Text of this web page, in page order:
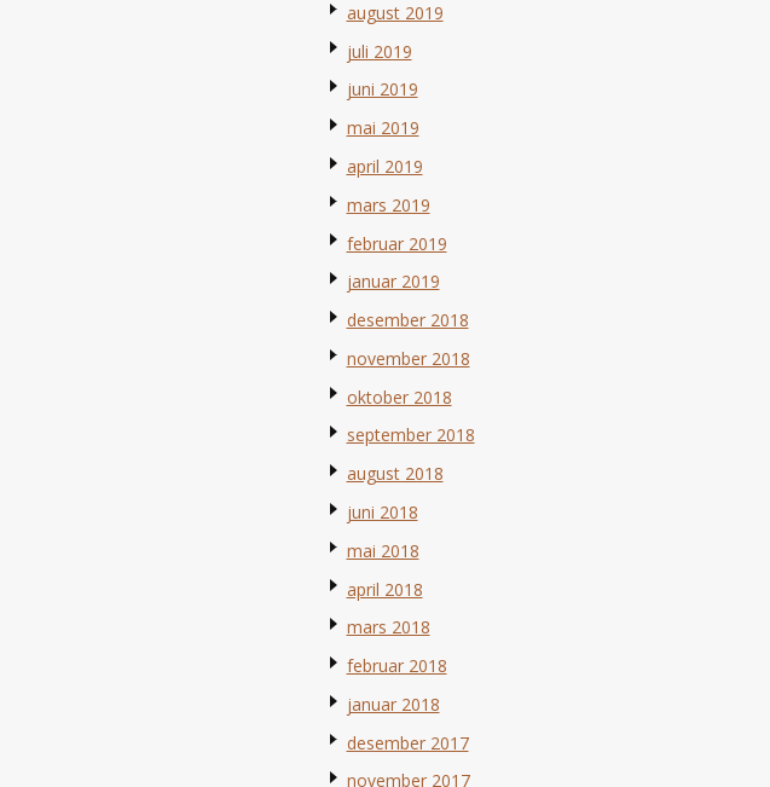
august 2019
juli 2019
juni 2019
mai 2019
april 2019
mars 2019
februar 2019
januar 2019
desember 2018
november 2018
oktober 2018
september 2018
august 2018
juni 2018
mai 2018
april 2018
mars 2018
februar 2018
januar 2018
desember 2017
november 2017